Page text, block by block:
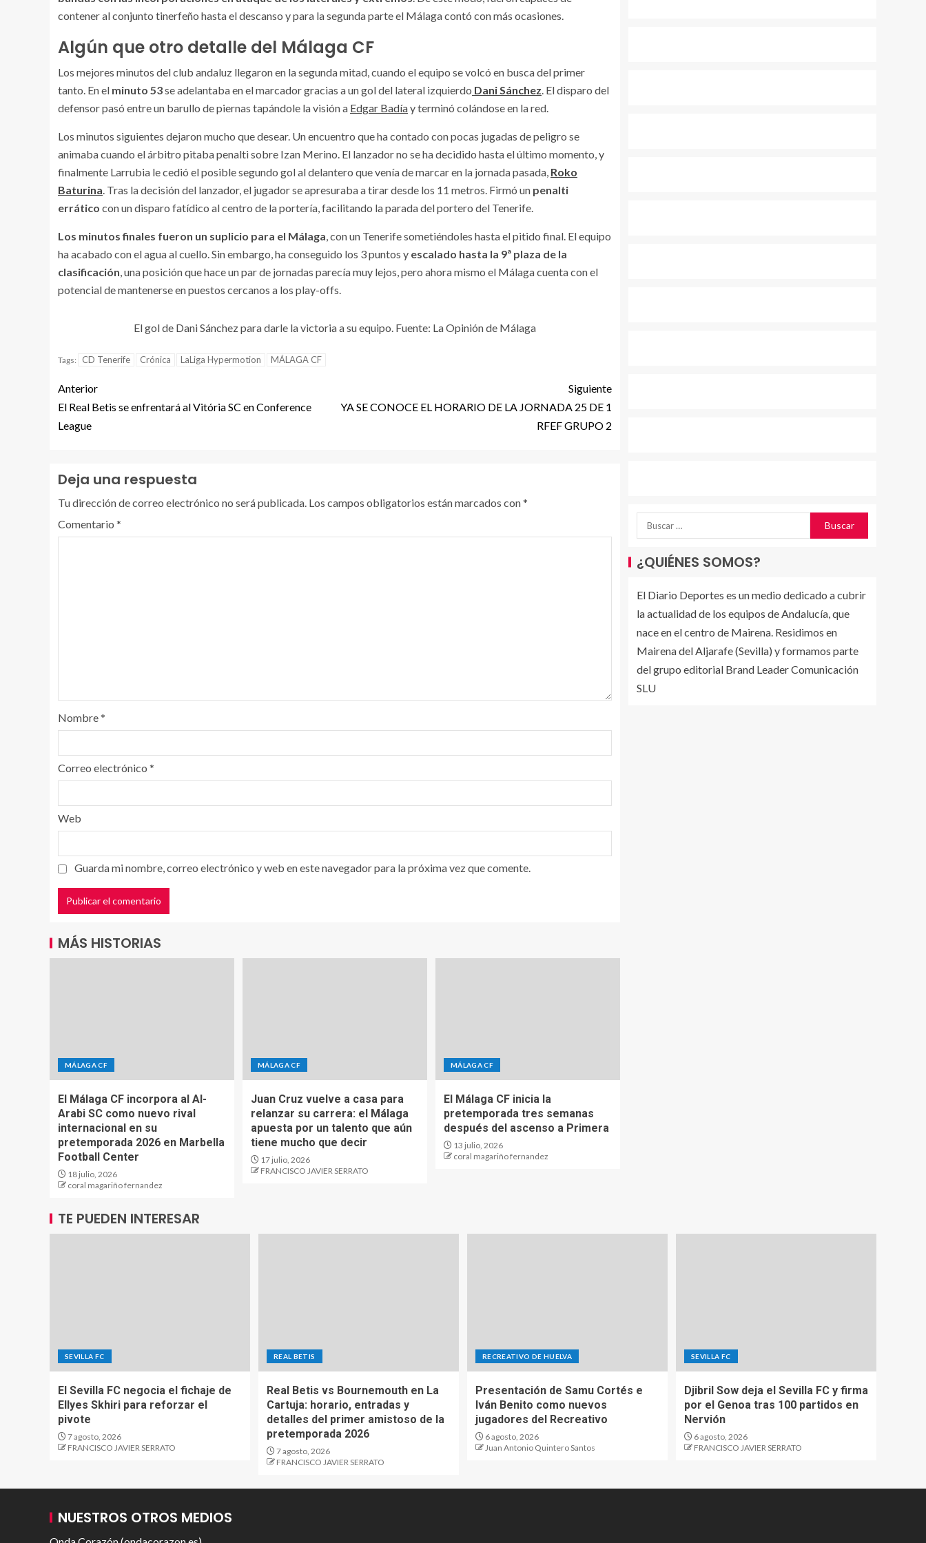
contener al conjunto tinerfeño hasta el descanso y para la segunda parte el Málaga contó con más ocasiones.
Algún que otro detalle del Málaga CF
Los mejores minutos del club andaluz llegaron en la segunda mitad, cuando el equipo se volcó en busca del primer
tanto. En el minuto 53se adelantaba en el marcador gracias a un gol del lateral izquierdo Dani Sánchez. El disparo del
defensor pasó entre un barullo de piernas tapándole la visión a Edgar Badíay terminó colándose en la red.
Los minutos siguientes dejaron mucho que desear. Un encuentro que ha contado con pocas jugadas de peligro se
animaba cuando el árbitro pitaba penalti sobre Izan Merino. El lanzador no se ha decidido hasta el último momento, y
finalmente Larrubia le cedió el posible segundo gol al delantero que venía de marcar en la jornada pasada, Roko
Baturina. Tras la decisión del lanzador, el jugador se apresuraba a tirar desde los 11 metros. Firmó un penalti
errático con un disparo fatídico al centro de la portería, facilitando la parada del portero del Tenerife.
Los minutos finales fueron un suplicio para el Málaga, con un Tenerife sometiéndoles hasta el pitido final. El equipo
ha acabado con el agua al cuello. Sin embargo, ha conseguido los 3 puntos y escalado hasta la 9ª plaza de la
clasificación, una posición que hace un par de jornadas parecía muy lejos, pero ahora mismo el Málaga cuenta con el
potencial de mantenerse en puestos cercanos a los play-offs.
El gol de Dani Sánchez para darle la victoria a su equipo. Fuente: La Opinión de Málaga
Tags: CD Tenerife Crónica LaLiga Hypermotion MÁLAGA CF
Anterior
El Real Betis se enfrentará al Vitória SC en Conference
League
Siguiente
YA SE CONOCE EL HORARIO DE LA JORNADA 25 DE 1
RFEF GRUPO 2
Deja una respuesta
Tu dirección de correo electrónico no será publicada. Los campos obligatorios están marcados con*
Comentario *
Nombre*
Correo electrónico *
Web
Guarda mi nombre, correo electrónico y web en este navegador para la próxima vez que comente.
MÁS HISTORIAS
MÁLAGA CF
El Málaga CF incorpora al Al-
Arabi SC como nuevo rival
internacional en su
pretemporada 2026 en Marbella
Football Center
18 julio, 2026
coral magariño fernandez
MÁLAGA CF
Juan Cruz vuelve a casa para
relanzar su carrera: el Málaga
apuesta por un talento que aún
tiene mucho que decir
17 julio, 2026
FRANCISCO JAVIER SERRATO
MÁLAGA CF
El Málaga CF inicia la
pretemporada tres semanas
después del ascenso a Primera
13 julio, 2026
coral magariño fernandez
¿QUIÉNES SOMOS?
El Diario Deportes es un medio dedicado a cubrir
la actualidad de los equipos de Andalucía, que
nace en el centro de Mairena. Residimos en
Mairena del Aljarafe (Sevilla) y formamos parte
del grupo editorial Brand Leader Comunicación
SLU
TE PUEDEN INTERESAR
SEVILLA FC
El Sevilla FC negocia el fichaje de
Ellyes Skhiri para reforzar el
pivote
7 agosto, 2026
FRANCISCO JAVIER SERRATO
REAL BETIS
Real Betis vs Bournemouth en La
Cartuja: horario, entradas y
detalles del primer amistoso de la
pretemporada 2026
7 agosto, 2026
FRANCISCO JAVIER SERRATO
RECREATIVO DE HUELVA
Presentación de Samu Cortés e
Iván Benito como nuevos
jugadores del Recreativo
6 agosto, 2026
Juan Antonio Quintero Santos
SEVILLA FC
Djibril Sow deja el Sevilla FC y firma
por el Genoa tras 100 partidos en
Nervión
6 agosto, 2026
FRANCISCO JAVIER SERRATO
NUESTROS OTROS MEDIOS